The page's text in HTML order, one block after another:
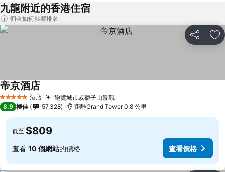
九龍附近的香港住宿
佣金如何影響排名
分享 放
5 星級 酒店 飽覽城市或獅子山景觀
帝京酒店
8.9 極佳 57,328 距離Grand Tower 0.8 公里
低至 $809
查看 10 個網站的價格 查看價格